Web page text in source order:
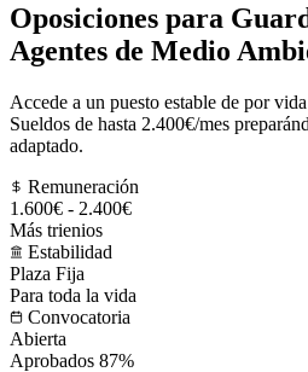
Oposiciones para
Agentes de Medio
Accede a un puesto estable de por
Sueldos de hasta 2.400€/mes
adaptado.
Remuneración
1.600€ - 2.400€
Más trienios
Estabilidad
Plaza Fija
Para toda la vida
Convocatoria
Abierta
Aprobados 87%